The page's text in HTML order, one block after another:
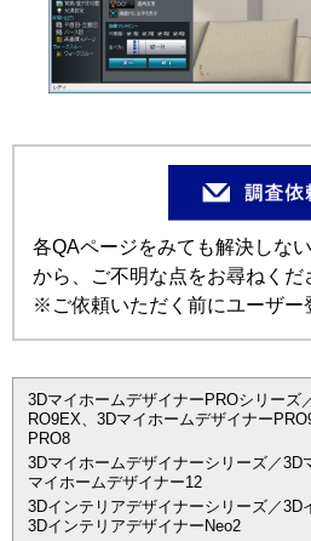
各QAページをみても解決しな
から、ご不明な点をお尋ねくだ
※ご依頼いただく前にユーザー
3DマイホームデザイナーPROシリーズ
RO9EX、3Dマイホームデザイナー
PRO8
3Dマイホームデザイナーシリーズ／3D
マイホームデザイナー12
3Dインテリアデザイナーシリーズ／3D
3DインテリアデザイナーNeo2